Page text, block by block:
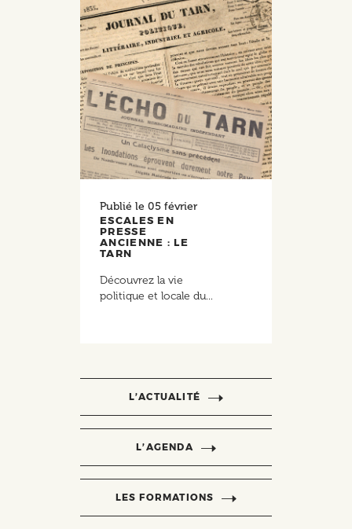
Publié le 05 février
ESCALES EN
PRESSE
ANCIENNE : LE
TARN
Découvrez la vie
politique et locale du...
L’ACTUALITÉ
L’AGENDA
LES FORMATIONS